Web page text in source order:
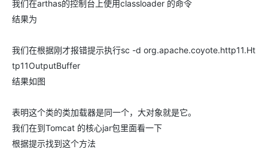
我们在arthas的控制台上使用classloader 的命令
结果为
我们在根据刚才报错提示执行sc -d org.apache.coyote.http11.Ht
tp11OutputBuffer
结果如图
表明这个类的类加载器是同一个，大对象就是它。
我们在到Tomcat 的核心jar包里面看一下
根据提示找到这个方法